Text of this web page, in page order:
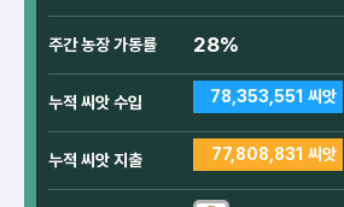
주간 농장 가동률 28%
누적 씨앗 수입 78,353,551 씨앗
누적 씨앗 지출 77,808,831 씨앗